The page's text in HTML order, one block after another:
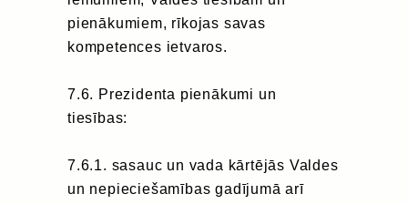
pienākumiem, rīkojas savas
kompetences ietvaros.
7.6. Prezidenta pienākumi un
tiesības:
7.6.1. sasauc un vada kārtējās Valdes
un nepieciešamības gadījumā arī